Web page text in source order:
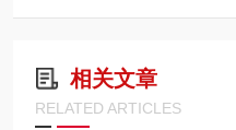
相关文章
RELATED ARTICLES